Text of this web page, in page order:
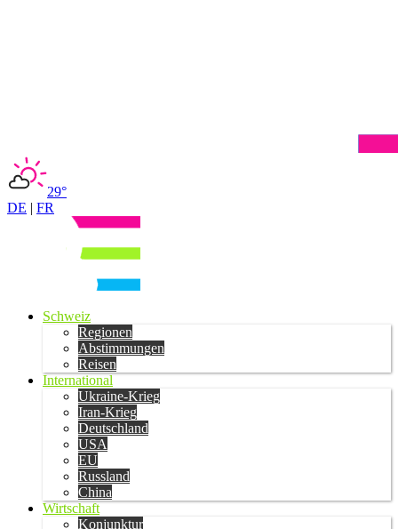
29°
DE | FR
Schweiz
Regionen
Abstimmungen
Reisen
International
Ukraine-Krieg
Iran-Krieg
Deutschland
USA
EU
Russland
China
Wirtschaft
Konjunktur